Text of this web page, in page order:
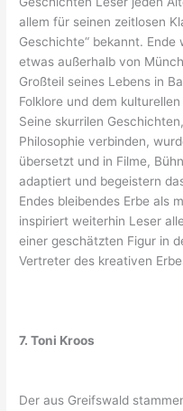
allem für seinen zeitlosen
Geschichte“ bekannt.
etwas außerhalb von
Großteil seines Lebens in
Folklore und dem
Seine skurrilen
Philosophie verbinden,
übersetzt und in Filme,
adaptiert und begeistern
Endes bleibendes Erbe als
inspiriert weiterhin Leser
einer geschätzten Figur in
Vertreter des kreativen
7. Toni Kroos
Der aus Greifswald